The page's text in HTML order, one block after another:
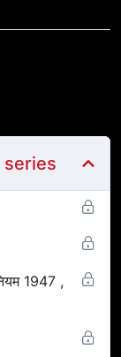
series
1947 ,